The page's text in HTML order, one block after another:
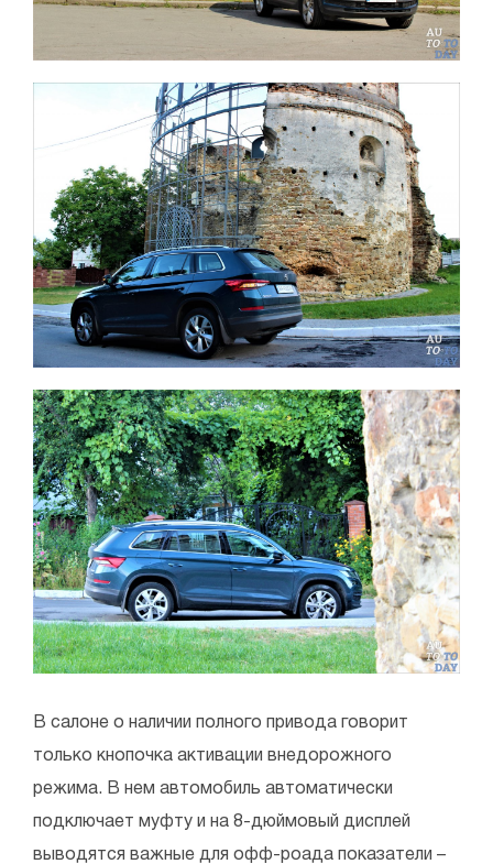
В салоне о наличии полного привода говорит
только кнопочка активации внедорожного
режима. В нем автомобиль автоматически
подключает муфту и на 8-дюймовый дисплей
выводятся важные для офф-роада показатели –